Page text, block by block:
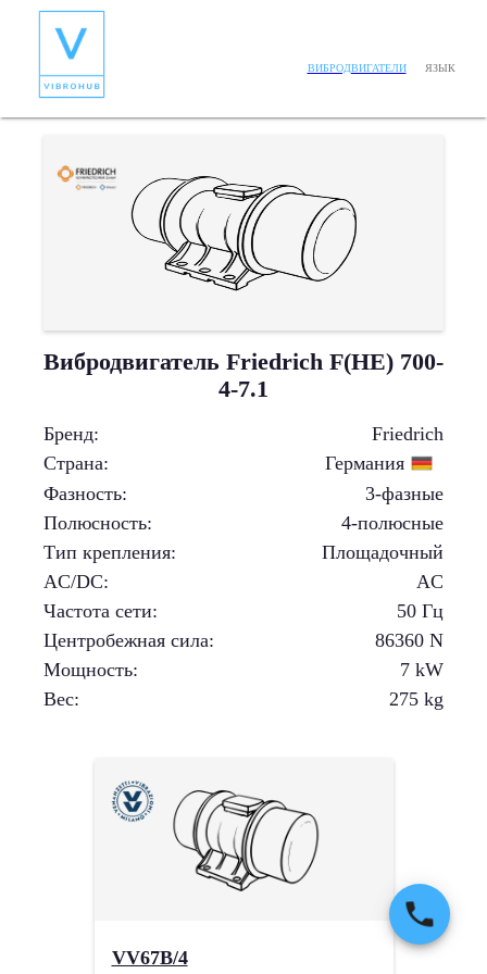
ВИБРОДВИГАТЕЛИ ЯЗЫК
Вибродвигатель Friedrich F(HE) 700-
4-7.1
Бренд:
Friedrich
Страна:
Германия
Фазность:
3-фазные
Полюсность:
4-полюсные
Тип крепления:
Площадочный
AC/DC:
AC
Частота сети:
50 Гц
Центробежная сила: 86360 N
Мощность: 7 kW
Вес: 275 kg
VV67B/4